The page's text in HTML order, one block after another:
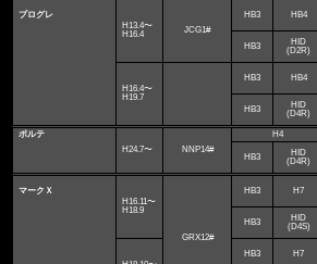
プログレ
H13.4〜
H16.4
JCG1#
HB3 HB4
HB3
HID
(D2R)
H16.4〜
H19.7
HB3 HB4
HB3
HID
(D4R)
ポルテ
H24.7〜
NNP14#
H4
HB3
HID
(D4R)
マークＸ
H16.11〜
H18.9
GRX12#
HB3 H7
HB3
HID
(D4S)
HB3 H7